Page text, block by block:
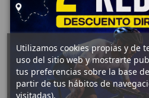
Utilizamos cookies propias y de
uso del sitio web y mostrarte
tus preferencias sobre la base
partir de tus hábitos de
visitadas).